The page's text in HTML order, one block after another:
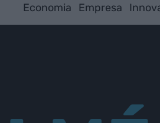
Economia Empresa